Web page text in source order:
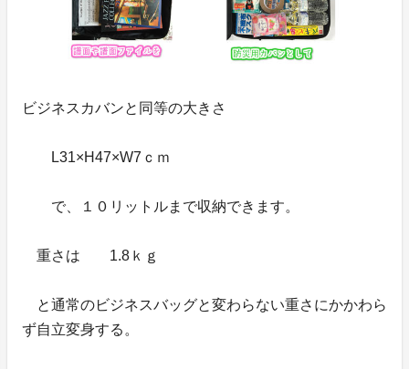
ビジネスカバンと同等の大きさ
L31×H47×W7ｃｍ
で、１０リットルまで収納できます。
重さは 1.8ｋｇ
と通常のビジネスバッグと変わらない重さにかかわら
ず自立変身する。